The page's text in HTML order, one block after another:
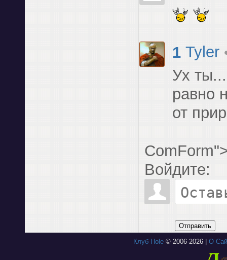
1 Tyler
Ух
равно
от
Войдите:
Отправить
Клуб Hole© 2006-2026 | О